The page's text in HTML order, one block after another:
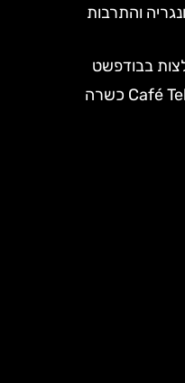
והתרבות
בבודפשט